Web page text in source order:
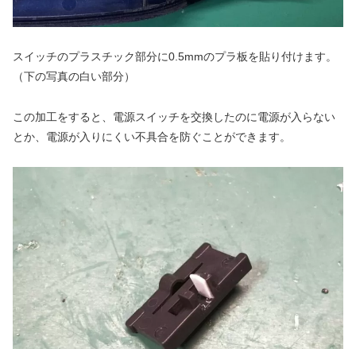
スイッチのプラスチック部分に0.5mmのプラ板を貼り付けます。
（下の写真の白い部分）
この加工をすると、電源スイッチを交換したのに電源が入らない
とか、電源が入りにくい不具合を防ぐことができます。